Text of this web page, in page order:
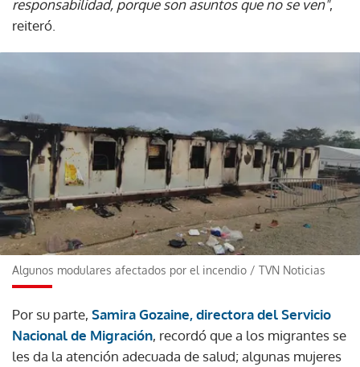
responsabilidad, porque son asuntos que no se ven",
reiteró.
Algunos modulares afectados por el incendio / TVN Noticias
Por su parte, Samira Gozaine, directora del Servicio
Nacional de Migración, recordó que a los migrantes se
les da la atención adecuada de salud; algunas mujeres